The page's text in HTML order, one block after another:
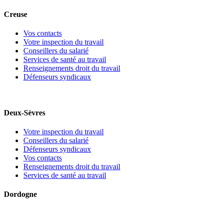
Creuse
Vos contacts
Votre inspection du travail
Conseillers du salarié
Services de santé au travail
Renseignements droit du travail
Défenseurs syndicaux
Deux-Sèvres
Votre inspection du travail
Conseillers du salarié
Défenseurs syndicaux
Vos contacts
Renseignements droit du travail
Services de santé au travail
Dordogne